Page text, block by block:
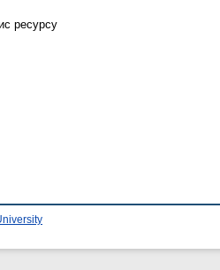
ресурсу